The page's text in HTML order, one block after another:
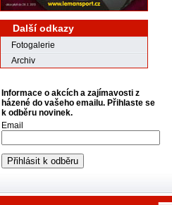
Další odkazy
Fotogalerie
Archiv
Informace o akcích a zajímavosti z
házené do vašeho emailu. Přihlaste se
k odběru novinek.
Email